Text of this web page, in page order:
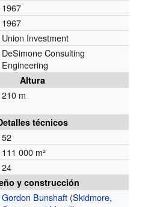
1967
1967
Union Investment
DeSimone Consulting
Engineering
Altura
210 m
técnicos
52
111 000 m²
24
y construcción
Gordon Bunshaft (Skidmore,